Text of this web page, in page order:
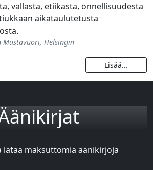
vallasta, etiikasta, onnellisuudesta
aikataulutetusta
Lisää...
Mustavuori, Helsingin
lataa maksuttomia äänikirjoja